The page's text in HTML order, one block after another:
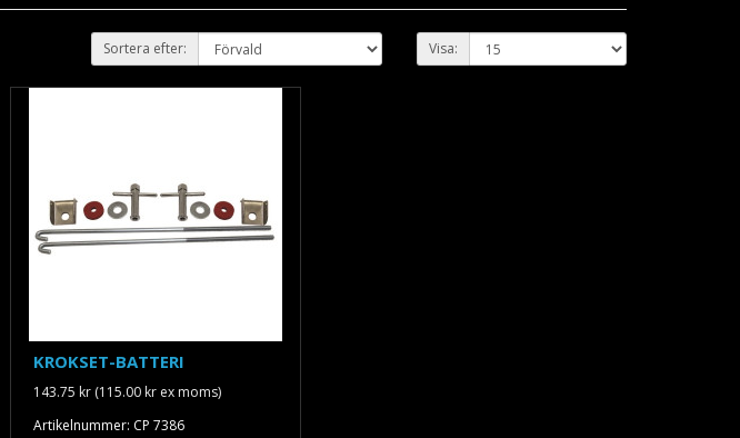
Sortera efter: Visa:
KROKSET-BATTERI
143.75 kr (115.00 kr ex moms)
Artikelnummer: CP 7386